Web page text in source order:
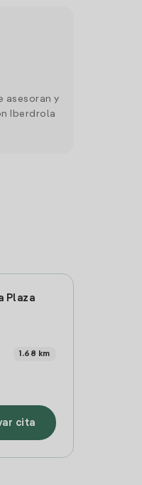
asesoran y
Iberdrola
Plaza
1.68 km
cita